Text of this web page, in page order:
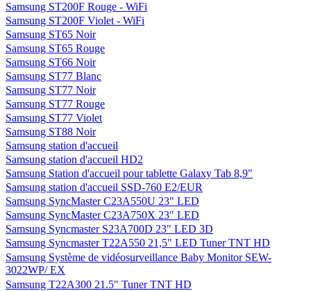
Samsung ST200F Rouge - WiFi
Samsung ST200F Violet - WiFi
Samsung ST65 Noir
Samsung ST65 Rouge
Samsung ST66 Noir
Samsung ST77 Blanc
Samsung ST77 Noir
Samsung ST77 Rouge
Samsung ST77 Violet
Samsung ST88 Noir
Samsung station d'accueil
Samsung station d'accueil HD2
Samsung Station d'accueil pour tablette Galaxy Tab 8,9"
Samsung station d'accueil SSD-760 E2/EUR
Samsung SyncMaster C23A550U 23" LED
Samsung SyncMaster C23A750X 23" LED
Samsung Syncmaster S23A700D 23" LED 3D
Samsung Syncmaster T22A550 21,5" LED Tuner TNT HD
Samsung Système de vidéosurveillance Baby Monitor SEW-
3022WP/ EX
Samsung T22A300 21.5" Tuner TNT HD